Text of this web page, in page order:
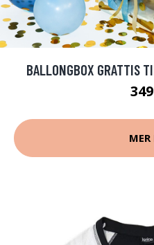
BALLONGBOX GRATTIS